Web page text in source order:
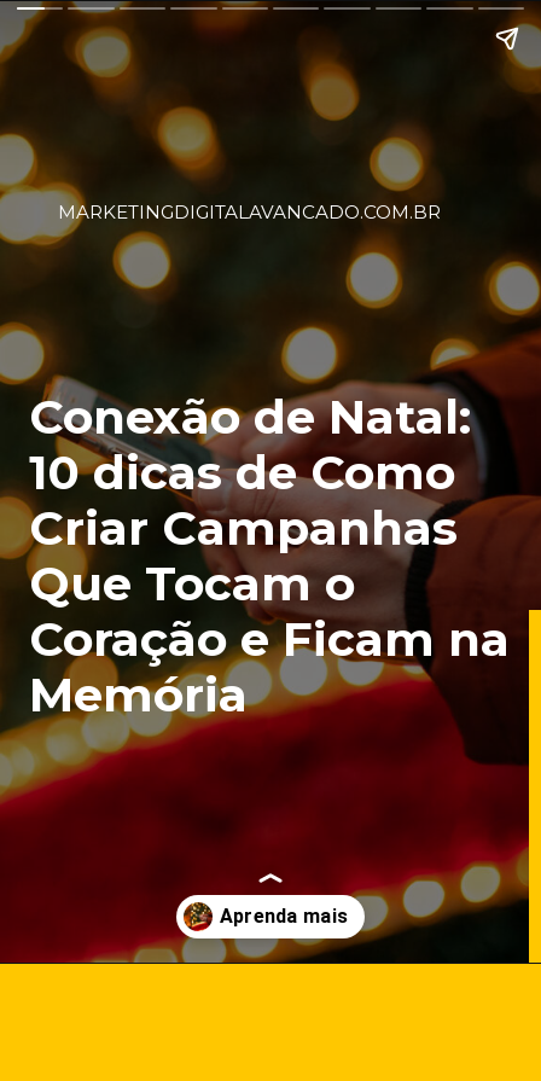
MARKETINGDIGITALAVANCADO.COM.BR
Conexão de Natal:
10 dicas de Como
Criar Campanhas
Que Tocam o
Coração e Ficam na
Memória